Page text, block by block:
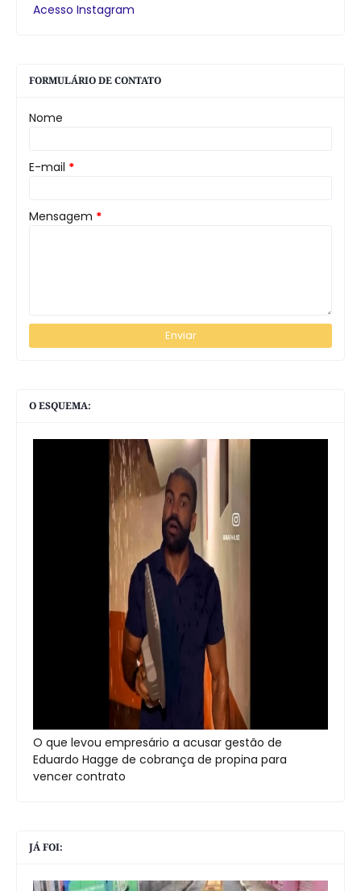
Acesso Instagram
FORMULÁRIO DE CONTATO
Nome
E-mail *
Mensagem *
O ESQUEMA:
O que levou empresário a acusar gestão de
Eduardo Hagge de cobrança de propina para
vencer contrato
JÁ FOI: